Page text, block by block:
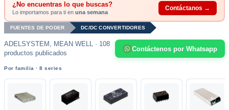
¿No encuentras lo que buscas?
Lo importamos para ti en una semana
Contáctanos →
FUENTES DE PODER DC/DC CONVERTIDORES
ADELSYSTEM, MEAN WELL · 108
productos publicados
Contáctenos por Whatsapp
Por familia · 8 series